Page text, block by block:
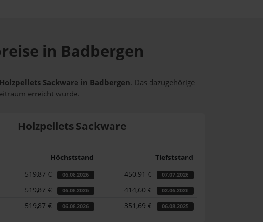
in Badbergen
Sackware in Badbergen. Das dazugehörige
erreicht wurde.
Holzpellets Sackware
Höchststand
Tiefststand
519,87 € 06.08.2026 450,91 € 07.07.2026
519,87 € 06.08.2026 414,60 € 02.06.2026
519,87 € 06.08.2026 351,69 € 06.08.2025